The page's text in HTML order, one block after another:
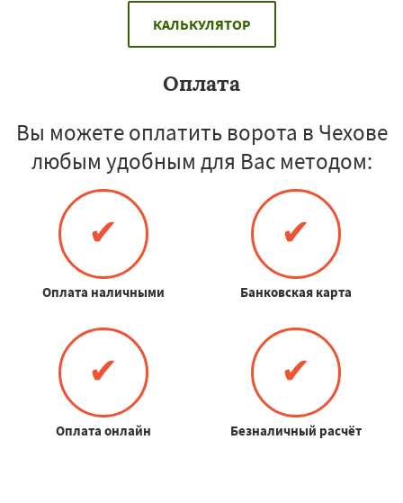
КАЛЬКУЛЯТОР
Оплата
Вы можете оплатить ворота в Чехове
любым удобным для Вас методом:
✔
Оплата наличными
✔
Банковская карта
✔
Оплата онлайн
✔
Безналичный расчёт